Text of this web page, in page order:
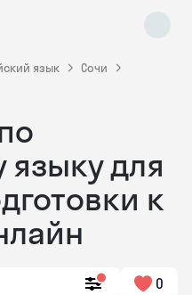
язык
Сочи
языку для
к
0